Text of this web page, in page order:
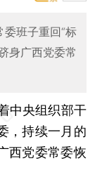
班子重回“标
身广西党委常
中央组织部干
，持续一月的
西党委常委恢